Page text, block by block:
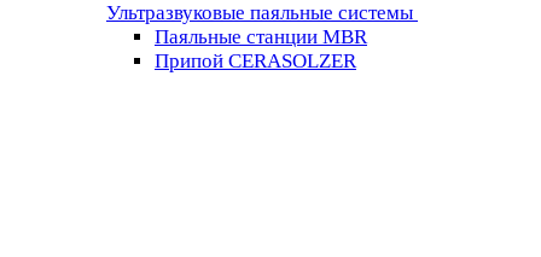
Ультразвуковые паяльные системы
Паяльные станции MBR
Припой CERASOLZER